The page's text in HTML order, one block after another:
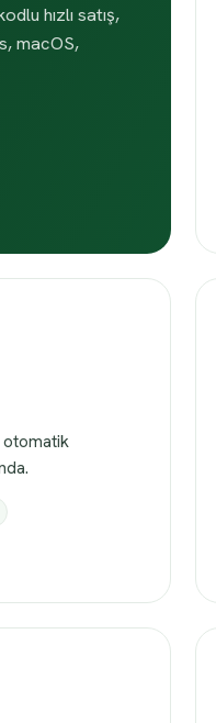
hızlı satış,
macOS,